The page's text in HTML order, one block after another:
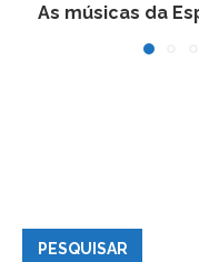
As músicas da
PESQUISAR